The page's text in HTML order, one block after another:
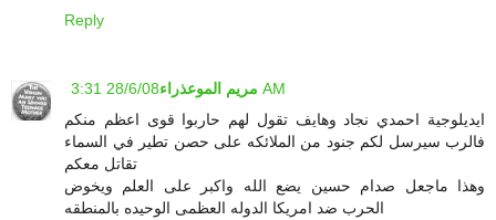
Reply
مريم الموعذراء 28/6/08 3:31 AM
ايديلوجية احمدي نجاد وهايف تقول لهم حاربوا قوى اعظم منكم
فالرب سيرسل لكم جنود من الملائكه على حصن تطير في السماء
تقاتل معكم
وهذا ماجعل صدام حسين يضع الله واكبر على العلم ويخوض
الحرب ضد امريكا الدوله العظمى الوحيده بالمنطقه